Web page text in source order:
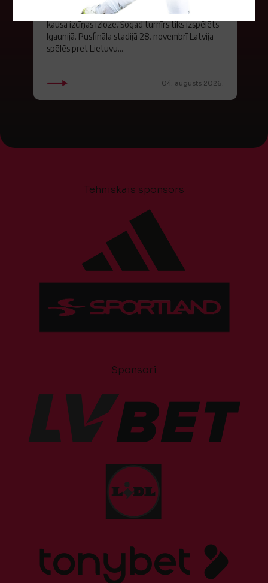
Otrdien notika sieviešu futbola izlašu Baltijas
kausa izcīņas izloze. Šogad turnīrs tiks izspēlēts
Igaunijā. Pusfināla stadijā 28. novembrī Latvija
spēlēs pret Lietuvu...
04. augusts 2026.
Tehniskais sponsors
Sponsori